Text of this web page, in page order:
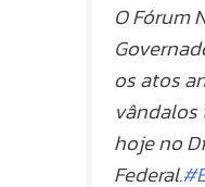
O Fórum
os atos
hoje no
Federal.